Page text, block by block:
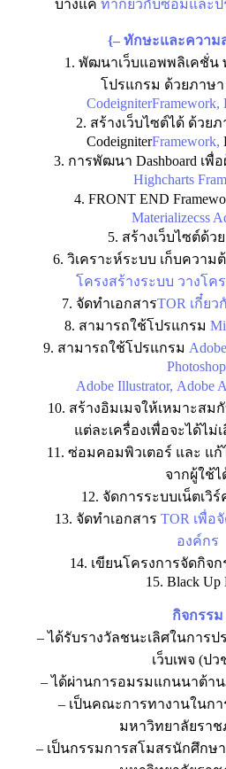
บางแค ทำกี่ยวกับซ่อมและป
{– ทักษะและความ
1. พัฒนาเว็บแอพพลิเคชั่น
โปรแกรม ด้วยภาษา
CodeigniterFramework,
2. สร้างเว็บไซต์ได้ ด้วยภ
CodeigniterFramework,
3. การพัฒนา Dashboard เพื่
Highcharts
4. FRONT END
Materializecss
5. สร้างเว็บไซต์ด้วย
6. วิเคราะห์ระบบ เก็บความ
โครงสร้างระบบ วางโคร
7. จัดทำเอกสารTOR เกี๋ย
8. สามารถใช้โปรแกรม
9. สามารถใช้โปรแกรม
Adobe Illustrator, Adobe
10. สร้างอิมเมจให้เหมาะสม
แต่ละเครื่องเพื่อจะได้ไม่
11. ซ่อมคอมพิวเตอร์ และ แ
จากผู้ใช้ไ
12. จัดการระบบเน็ตเวิร์
13. จัดทำเอกสาร TOR เพื่
องค์กร
14. เขียนโครงการจัดกิจ
15. Black Up
กิจกรรม
– ได้รับรางวัลชนะเลิศในการ
เว็บเพจ (ปว
– ได้ผ่านการอมรมแกนนาต้า
– เป็นคณะการทางานในกา
มหาวิทยาลัยรา
– เป็นกรรมการสโมสรนักศึกษ